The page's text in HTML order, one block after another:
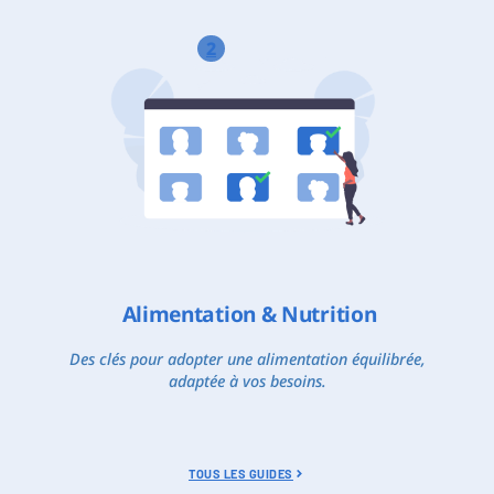
2
Alimentation & Nutrition
Des clés pour adopter une alimentation équilibrée,
adaptée à vos besoins.
TOUS LES GUIDES